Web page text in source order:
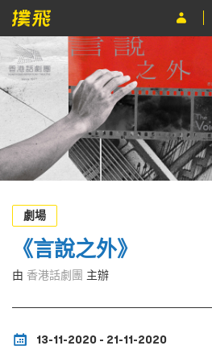
節目
主辦單位
關於撲飛
條款及細則
EN
劇場
《言說之外》
由 香港話劇團 主辦
13-11-2020 - 21-11-2020